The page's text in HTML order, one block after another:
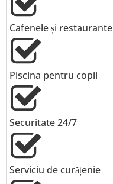
Cafenele și restaurante
Piscina pentru copii
Securitate 24/7
Serviciu de curățenie